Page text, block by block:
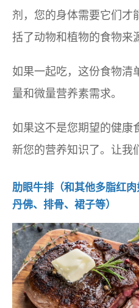
剂，您的身体需要它们才
括了动物和植物的食物来
如果一起吃，这份食物清
量和微量营养素需求。
如果这不是您期望的健康
新您的营养知识了。让我
肋眼牛排（和其他多脂红肉
丹佛、排骨、裙子等）